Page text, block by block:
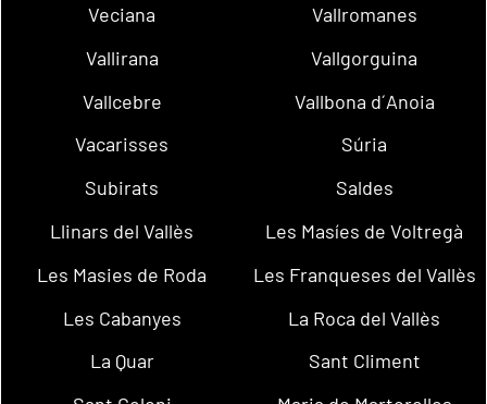
Veciana
Vallromanes
Vallirana
Vallgorguina
Vallcebre
Vallbona d´Anoia
Vacarisses
Súria
Subirats
Saldes
Llinars del Vallès
Les Masíes de Voltregà
Les Masies de Roda
Les Franqueses del Vallès
Les Cabanyes
La Roca del Vallès
La Quar
Sant Climent